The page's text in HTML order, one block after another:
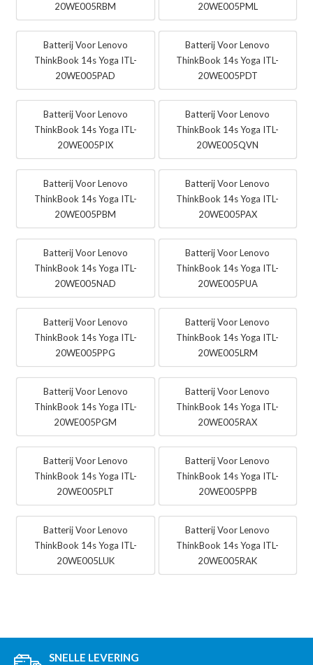
20WE005RBM
20WE005PML
Batterij Voor Lenovo
ThinkBook 14s Yoga ITL-
20WE005PAD
Batterij Voor Lenovo
ThinkBook 14s Yoga ITL-
20WE005PDT
Batterij Voor Lenovo
ThinkBook 14s Yoga ITL-
20WE005PIX
Batterij Voor Lenovo
ThinkBook 14s Yoga ITL-
20WE005QVN
Batterij Voor Lenovo
ThinkBook 14s Yoga ITL-
20WE005PBM
Batterij Voor Lenovo
ThinkBook 14s Yoga ITL-
20WE005PAX
Batterij Voor Lenovo
ThinkBook 14s Yoga ITL-
20WE005NAD
Batterij Voor Lenovo
ThinkBook 14s Yoga ITL-
20WE005PUA
Batterij Voor Lenovo
ThinkBook 14s Yoga ITL-
20WE005PPG
Batterij Voor Lenovo
ThinkBook 14s Yoga ITL-
20WE005LRM
Batterij Voor Lenovo
ThinkBook 14s Yoga ITL-
20WE005PGM
Batterij Voor Lenovo
ThinkBook 14s Yoga ITL-
20WE005RAX
Batterij Voor Lenovo
ThinkBook 14s Yoga ITL-
20WE005PLT
Batterij Voor Lenovo
ThinkBook 14s Yoga ITL-
20WE005PPB
Batterij Voor Lenovo
ThinkBook 14s Yoga ITL-
20WE005LUK
Batterij Voor Lenovo
ThinkBook 14s Yoga ITL-
20WE005RAK
SNELLE LEVERING